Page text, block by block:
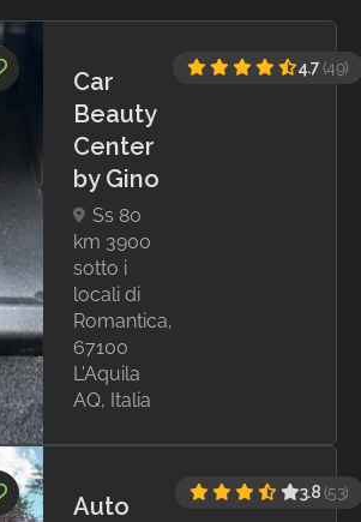
Car
Beauty
Center
by Gino
Ss 80
km 3900
sotto i
locali di
Romantica,
67100
L'Aquila
AQ, Italia
4.7(49)
Auto
3.8(53)